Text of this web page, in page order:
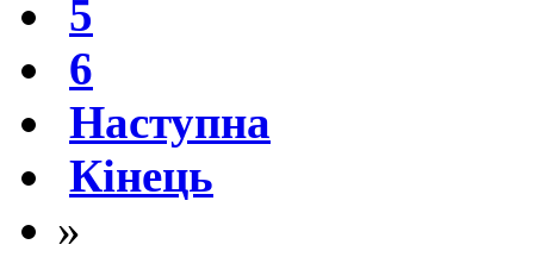
5
6
Наступна
Кінець
»